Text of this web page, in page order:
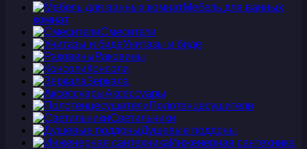
Мебель для ванных
комнат
Смесители
Унитазы и биде
Раковины
Консоли
Зеркала
Аксессуары
Полотенцесушители
Светильники
Душевые поддоны
Инженерная сантехника